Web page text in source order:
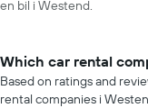
en bil i Westend.
Which car rental
Based on ratings and
rental companies i